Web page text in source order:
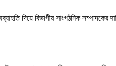
দিয়ে বিভাগীয় সাংগঠনিক সম্পাদকের